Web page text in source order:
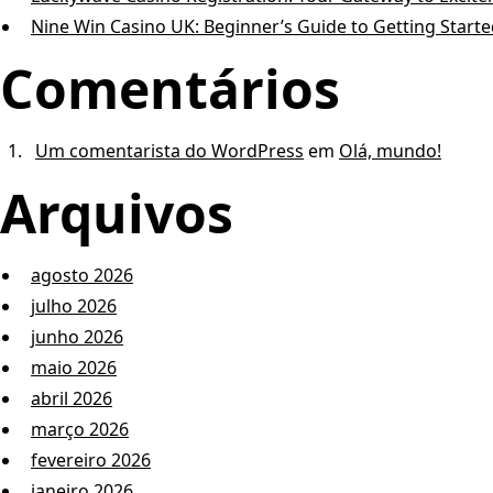
Nine Win Casino UK: Beginner’s Guide to Getting
Comentários
Um comentarista do WordPress em Olá, mundo!
Arquivos
agosto 2026
julho 2026
junho 2026
maio 2026
abril 2026
março 2026
fevereiro 2026